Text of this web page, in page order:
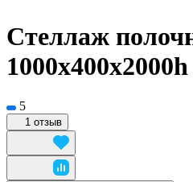
Стеллаж
5
1 отзыв